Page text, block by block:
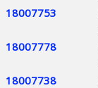
18007753
18007778
18007738